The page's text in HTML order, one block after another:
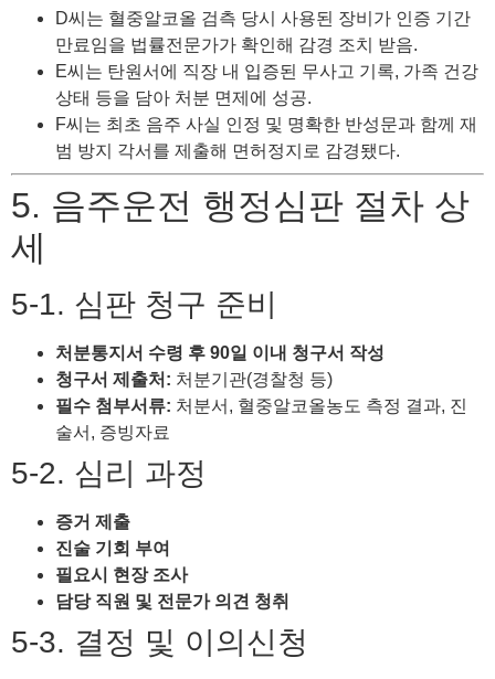
D씨는 혈중알코올 검측 당시 사용된 장비가 인증 기간
만료임을 법률전문가가 확인해 감경 조치 받음.
E씨는 탄원서에 직장 내 입증된 무사고 기록, 가족 건강
상태 등을 담아 처분 면제에 성공.
F씨는 최초 음주 사실 인정 및 명확한 반성문과 함께 재
범 방지 각서를 제출해 면허정지로 감경됐다.
5. 음주운전 행정심판 절차 상
세
5-1. 심판 청구 준비
처분통지서 수령 후 90일 이내 청구서 작성
청구서 제출처: 처분기관(경찰청 등)
필수 첨부서류: 처분서, 혈중알코올농도 측정 결과, 진
술서, 증빙자료
5-2. 심리 과정
증거 제출
진술 기회 부여
필요시 현장 조사
담당 직원 및 전문가 의견 청취
5-3. 결정 및 이의신청